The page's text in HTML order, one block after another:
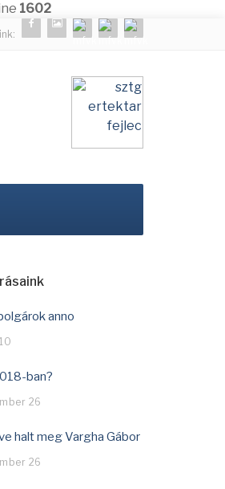
1602
anno
ban?
26
halt meg Vargha Gábor
26